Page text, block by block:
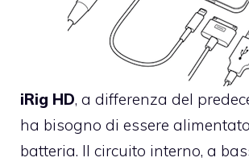
iRig HD, a differenza del
ha bisogno di essere
batteria. Il circuito interno, a